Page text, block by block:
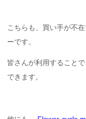
こちらも、買い手が不
ーです。
皆さんが利用すること
できます。